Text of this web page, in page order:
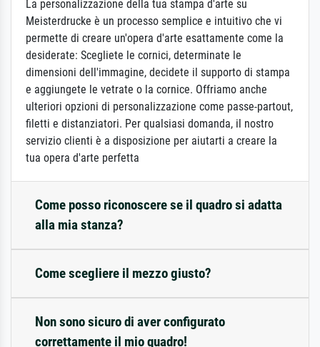
La personalizzazione della tua stampa d'arte su
Meisterdrucke è un processo semplice e intuitivo che vi
permette di creare un'opera d'arte esattamente come la
desiderate: Scegliete le cornici, determinate le
dimensioni dell'immagine, decidete il supporto di stampa
e aggiungete le vetrate o la cornice. Offriamo anche
ulteriori opzioni di personalizzazione come passe-partout,
filetti e distanziatori. Per qualsiasi domanda, il nostro
servizio clienti è a disposizione per aiutarti a creare la
tua opera d'arte perfetta
Come posso riconoscere se il quadro si adatta
alla mia stanza?
Come scegliere il mezzo giusto?
Non sono sicuro di aver configurato
correttamente il mio quadro!